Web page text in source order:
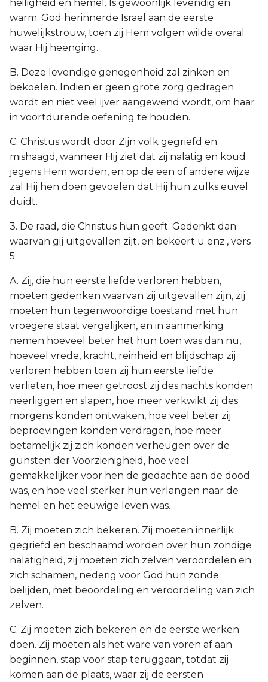
heiligheid en hemel. Is gewoonlijk levendig en
warm. God herinnerde Israël aan de eerste
huwelijkstrouw, toen zij Hem volgen wilde overal
waar Hij heenging.
B. Deze levendige genegenheid zal zinken en
bekoelen. Indien er geen grote zorg gedragen
wordt en niet veel ijver aangewend wordt, om haar
in voortdurende oefening te houden.
C. Christus wordt door Zijn volk gegriefd en
mishaagd, wanneer Hij ziet dat zij nalatig en koud
jegens Hem worden, en op de een of andere wijze
zal Hij hen doen gevoelen dat Hij hun zulks euvel
duidt.
3. De raad, die Christus hun geeft. Gedenkt dan
waarvan gij uitgevallen zijt, en bekeert u enz., vers
5.
A. Zij, die hun eerste liefde verloren hebben,
moeten gedenken waarvan zij uitgevallen zijn, zij
moeten hun tegenwoordige toestand met hun
vroegere staat vergelijken, en in aanmerking
nemen hoeveel beter het hun toen was dan nu,
hoeveel vrede, kracht, reinheid en blijdschap zij
verloren hebben toen zij hun eerste liefde
verlieten, hoe meer getroost zij des nachts konden
neerliggen en slapen, hoe meer verkwikt zij des
morgens konden ontwaken, hoe veel beter zij
beproevingen konden verdragen, hoe meer
betamelijk zij zich konden verheugen over de
gunsten der Voorzienigheid, hoe veel
gemakkelijker voor hen de gedachte aan de dood
was, en hoe veel sterker hun verlangen naar de
hemel en het eeuwige leven was.
B. Zij moeten zich bekeren. Zij moeten innerlijk
gegriefd en beschaamd worden over hun zondige
nalatigheid, zij moeten zich zelven veroordelen en
zich schamen, nederig voor God hun zonde
belijden, met beoordeling en veroordeling van zich
zelven.
C. Zij moeten zich bekeren en de eerste werken
doen. Zij moeten als het ware van voren af aan
beginnen, stap voor stap teruggaan, totdat zij
komen aan de plaats, waar zij de eersten